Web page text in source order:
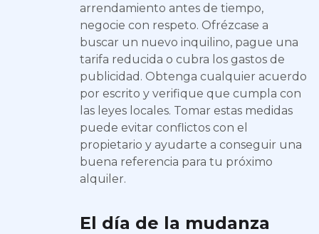
arrendamiento antes de tiempo,
negocie con respeto. Ofrézcase a
buscar un nuevo inquilino, pague una
tarifa reducida o cubra los gastos de
publicidad. Obtenga cualquier acuerdo
por escrito y verifique que cumpla con
las leyes locales. Tomar estas medidas
puede evitar conflictos con el
propietario y ayudarte a conseguir una
buena referencia para tu próximo
alquiler.
El día de la mudanza